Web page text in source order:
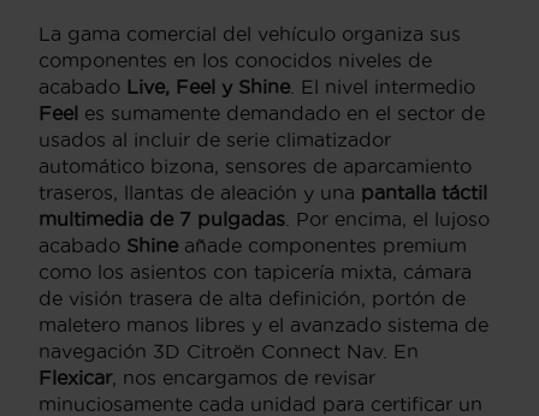
La gama comercial del vehículo organiza sus
componentes en los conocidos niveles de
acabado Live, Feel y Shine . El nivel intermedio
Feel es sumamente demandado en el sector de
usados al incluir de serie climatizador
automático bizona, sensores de aparcamiento
traseros, llantas de aleación y una pantalla táctil
multimedia de 7 pulgadas . Por encima, el lujoso
acabado Shine añade componentes premium
como los asientos con tapicería mixta, cámara
de visión trasera de alta definición, portón de
maletero manos libres y el avanzado sistema de
navegación 3D Citroën Connect Nav. En
Flexicar, nos encargamos de revisar
minuciosamente cada unidad para certificar un